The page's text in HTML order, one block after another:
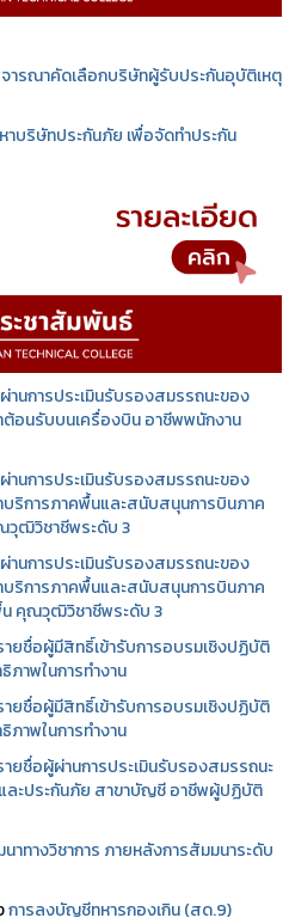
ารณาคัดเลือกบริษัทผู้รับประกันอุบัติเหตุ
าบริษัทประกันภัย เพื่อจัดทำประกัน
านการประเมินรับรองสมรรถนะของ
อนรับบนเครื่องบิน อาชีพพนักงาน
านการประเมินรับรองสมรรถนะของ
ริการภาคพื้นและสนับสนุนการบินภาค
วุฒิวิชาชีพระดับ 3
านการประเมินรับรองสมรรถนะของ
ริการภาคพื้นและสนับสนุนการบินภาค
คุณวุฒิวิชาชีพระดับ 3
ายชื่อผู้มีสิทธิ์เข้ารับการอบรมเชิงปฏิบัติ
ภาพในการทำงาน
ายชื่อผู้มีสิทธิ์เข้ารับการอบรมเชิงปฏิบัติ
ภาพในการทำงาน
ายชื่อผู้ผ่านการประเมินรับรองสมรรถนะ
ละประกันภัย สาขาบัญชี อาชีพผู้ปฏิบัติ
าทางวิชาการ ภายหลังการสัมมนาระดับ
การลงบัญชีทหารกองเกิน (สด.9)